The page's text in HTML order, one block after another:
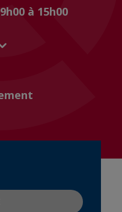
à 15h00